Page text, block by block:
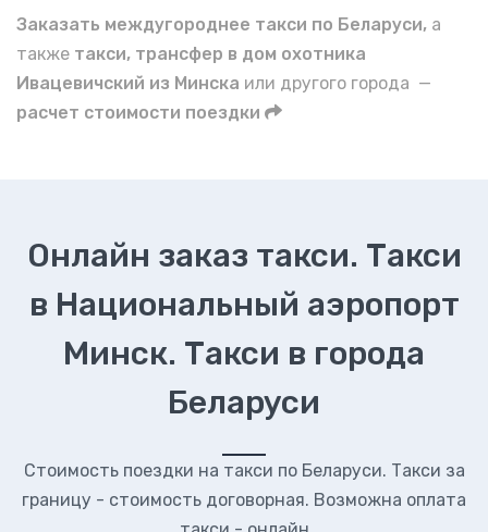
Заказать междугороднее такси по Беларуси, а
также такси, трансфер в дом охотника
Ивацевичский из Минска или другого города —
расчет стоимости поездки
Онлайн заказ такси. Такси
в Национальный аэропорт
Минск. Такси в города
Беларуси
Стоимость поездки на такси по Беларуси. Такси за
границу - стоимость договорная. Возможна оплата